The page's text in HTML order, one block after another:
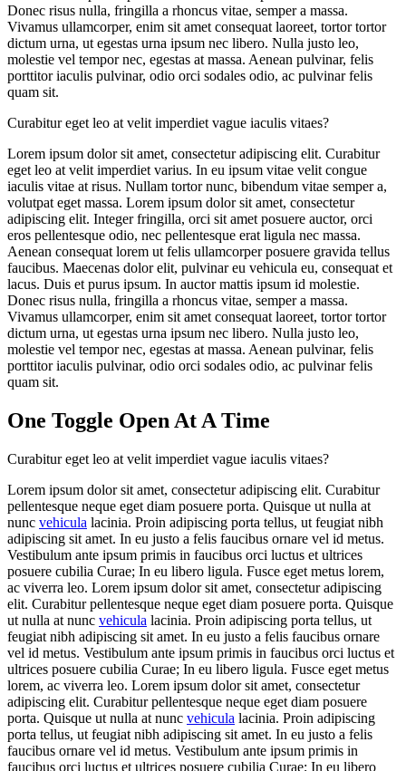
Donec risus nulla, fringilla a rhoncus vitae, semper a massa.
Vivamus ullamcorper, enim sit amet consequat laoreet, tortor tortor
dictum urna, ut egestas urna ipsum nec libero. Nulla justo leo,
molestie vel tempor nec, egestas at massa. Aenean pulvinar, felis
porttitor iaculis pulvinar, odio orci sodales odio, ac pulvinar felis
quam sit.
Curabitur eget leo at velit imperdiet vague iaculis vitaes?
Lorem ipsum dolor sit amet, consectetur adipiscing elit. Curabitur
eget leo at velit imperdiet varius. In eu ipsum vitae velit congue
iaculis vitae at risus. Nullam tortor nunc, bibendum vitae semper a,
volutpat eget massa. Lorem ipsum dolor sit amet, consectetur
adipiscing elit. Integer fringilla, orci sit amet posuere auctor, orci
eros pellentesque odio, nec pellentesque erat ligula nec massa.
Aenean consequat lorem ut felis ullamcorper posuere gravida tellus
faucibus. Maecenas dolor elit, pulvinar eu vehicula eu, consequat et
lacus. Duis et purus ipsum. In auctor mattis ipsum id molestie.
Donec risus nulla, fringilla a rhoncus vitae, semper a massa.
Vivamus ullamcorper, enim sit amet consequat laoreet, tortor tortor
dictum urna, ut egestas urna ipsum nec libero. Nulla justo leo,
molestie vel tempor nec, egestas at massa. Aenean pulvinar, felis
porttitor iaculis pulvinar, odio orci sodales odio, ac pulvinar felis
quam sit.
One Toggle Open At A Time
Curabitur eget leo at velit imperdiet vague iaculis vitaes?
Lorem ipsum dolor sit amet, consectetur adipiscing elit. Curabitur
pellentesque neque eget diam posuere porta. Quisque ut nulla at
nunc vehicula lacinia. Proin adipiscing porta tellus, ut feugiat nibh
adipiscing sit amet. In eu justo a felis faucibus ornare vel id metus.
Vestibulum ante ipsum primis in faucibus orci luctus et ultrices
posuere cubilia Curae; In eu libero ligula. Fusce eget metus lorem,
ac viverra leo. Lorem ipsum dolor sit amet, consectetur adipiscing
elit. Curabitur pellentesque neque eget diam posuere porta. Quisque
ut nulla at nunc vehicula lacinia. Proin adipiscing porta tellus, ut
feugiat nibh adipiscing sit amet. In eu justo a felis faucibus ornare
vel id metus. Vestibulum ante ipsum primis in faucibus orci luctus et
ultrices posuere cubilia Curae; In eu libero ligula. Fusce eget metus
lorem, ac viverra leo. Lorem ipsum dolor sit amet, consectetur
adipiscing elit. Curabitur pellentesque neque eget diam posuere
porta. Quisque ut nulla at nunc vehicula lacinia. Proin adipiscing
porta tellus, ut feugiat nibh adipiscing sit amet. In eu justo a felis
faucibus ornare vel id metus. Vestibulum ante ipsum primis in
faucibus orci luctus et ultrices posuere cubilia Curae; In eu libero